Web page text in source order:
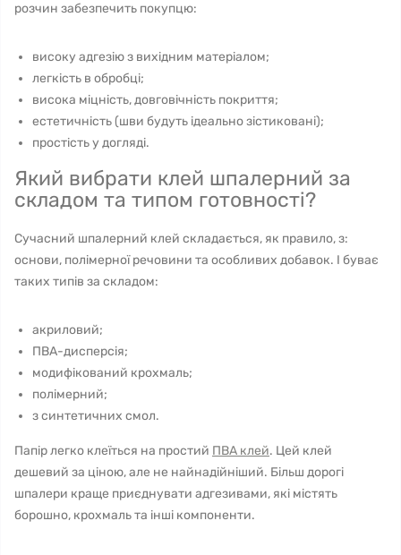
розчин забезпечить покупцю:
високу адгезію з вихідним матеріалом;
легкість в обробці;
висока міцність, довговічність покриття;
естетичність (шви будуть ідеально зістиковані);
простість у догляді.
Який вибрати клей шпалерний за
складом та типом готовності?
Сучасний шпалерний клей складається, як правило, з:
основи, полімерної речовини та особливих добавок. І буває
таких типів за складом:
акриловий;
ПВА-дисперсія;
модифікований крохмаль;
полімерний;
з синтетичних смол.
Папір легко клеїться на простий ПВА клей. Цей клей
дешевий за ціною, але не найнадійніший. Більш дорогі
шпалери краще приєднувати адгезивами, які містять
борошно, крохмаль та інші компоненти.